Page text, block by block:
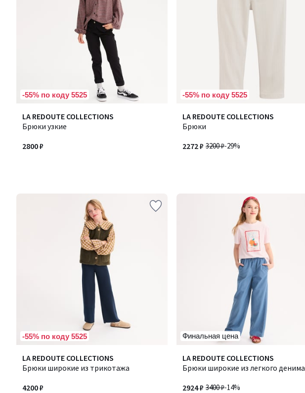
-55% по коду 5525
LA REDOUTE COLLECTIONS
Брюки узкие
2800 ₽
-55% по коду 5525
LA REDOUTE COLLECTIONS
Брюки
3200 ₽-29%
2272 ₽
-55% по коду 5525
LA REDOUTE COLLECTIONS
Брюки широкие из трикотажа
4200 ₽
Финальная цена
LA REDOUTE COLLECTIONS
Брюки широкие из легкого денима
3400 ₽-14%
2924 ₽